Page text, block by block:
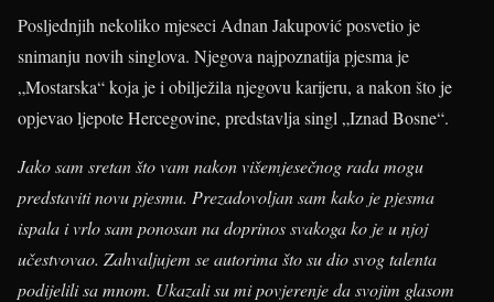
Posljednjih nekoliko mjeseci Adnan Jakupović posvetio je
snimanju novih singlova. Njegova najpoznatija pjesma je
„Mostarska“ koja je i obilježila njegovu karijeru, a nakon što je
opjevao ljepote Hercegovine, predstavlja singl „Iznad Bosne“.
Jako sam sretan što vam nakon višemjesečnog rada mogu
predstaviti novu pjesmu. Prezadovoljan sam kako je pjesma
ispala i vrlo sam ponosan na doprinos svakoga ko je u njoj
učestvovao. Zahvaljujem se autorima što su dio svog talenta
podijelili sa mnom. Ukazali su mi povjerenje da svojim glasom